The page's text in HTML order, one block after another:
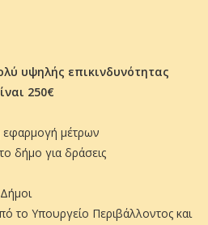
υψηλής επικινδυνότητας
250€
εφαρμογή μέτρων
δήμο για δράσεις
το Υπουργείο Περιβάλλοντος και